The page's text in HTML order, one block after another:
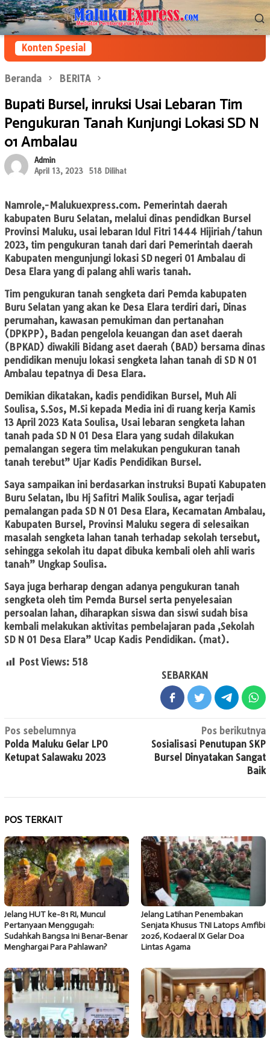
Loncat
ke
konten
Menu
Mobile
Konten Spesial
Beranda BERITA
Bupati Bursel, inruksi Usai Lebaran Tim
Pengukuran Tanah Kunjungi Lokasi SD N
01 Ambalau
Admin
April 13, 2023
518 Dilihat
Namrole,-Malukuexpress.com. Pemerintah daerah
kabupaten Buru Selatan, melalui dinas pendidkan Bursel
Provinsi Maluku, usai lebaran Idul Fitri 1444 Hijiriah/tahun
2023, tim pengukuran tanah dari dari Pemerintah daerah
Kabupaten mengunjungi lokasi SD negeri 01 Ambalau di
Desa Elara yang di palang ahli waris tanah.
Tim pengukuran tanah sengketa dari Pemda kabupaten
Buru Selatan yang akan ke Desa Elara terdiri dari, Dinas
perumahan, kawasan pemukiman dan pertanahan
(DPKPP), Badan pengelola keuangan dan aset daerah
(BPKAD) diwakili Bidang aset daerah (BAD) bersama dinas
pendidikan menuju lokasi sengketa lahan tanah di SD N 01
Ambalau tepatnya di Desa Elara.
Demikian dikatakan, kadis pendidikan Bursel, Muh Ali
Soulisa, S.Sos, M.Si kepada Media ini di ruang kerja Kamis
13 April 2023 Kata Soulisa, Usai lebaran sengketa lahan
tanah pada SD N 01 Desa Elara yang sudah dilakukan
pemalangan segera tim melakukan pengukuran tanah
tanah terebut” Ujar Kadis Pendidikan Bursel.
Saya sampaikan ini berdasarkan instruksi Bupati Kabupaten
Buru Selatan, Ibu Hj Safitri Malik Soulisa, agar terjadi
pemalangan pada SD N 01 Desa Elara, Kecamatan Ambalau,
Kabupaten Bursel, Provinsi Maluku segera di selesaikan
masalah sengketa lahan tanah terhadap sekolah tersebut,
sehingga sekolah itu dapat dibuka kembali oleh ahli waris
tanah” Ungkap Soulisa.
Saya juga berharap dengan adanya pengukuran tanah
sengketa oleh tim Pemda Bursel serta penyelesaian
persoalan lahan, diharapkan siswa dan siswi sudah bisa
kembali melakukan aktivitas pembelajaran pada ,Sekolah
SD N 01 Desa Elara” Ucap Kadis Pendidikan. (mat).
Post Views: 518
SEBARKAN
Navigasi
pos
Pos sebelumnya
Polda Maluku Gelar LPO
Ketupat Salawaku 2023
Pos berikutnya
Sosialisasi Penutupan SKP
Bursel Dinyatakan Sangat
Baik
POS TERKAIT
Jelang HUT ke-81 RI, Muncul
Pertanyaan Menggugah:
Sudahkah Bangsa Ini Benar-Benar
Menghargai Para Pahlawan?
Jelang Latihan Penembakan
Senjata Khusus TNI Latops Amfibi
2026, Kodaeral IX Gelar Doa
Lintas Agama